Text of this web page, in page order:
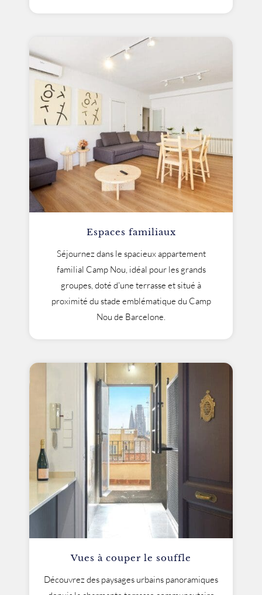
Espaces familiaux
Séjournez dans le spacieux appartement
familial Camp Nou, idéal pour les grands
groupes, doté d'une terrasse et situé à
proximité du stade emblématique du Camp
Nou de Barcelone.
Vues à couper le souffle
Découvrez des paysages urbains panoramiques